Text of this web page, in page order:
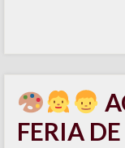
FERIA